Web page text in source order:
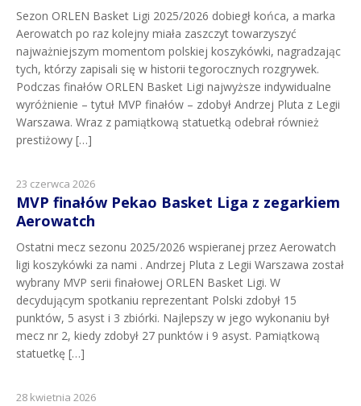
Sezon ORLEN Basket Ligi 2025/2026 dobiegł końca, a marka
Aerowatch po raz kolejny miała zaszczyt towarzyszyć
najważniejszym momentom polskiej koszykówki, nagradzając
tych, którzy zapisali się w historii tegorocznych rozgrywek.
Podczas finałów ORLEN Basket Ligi najwyższe indywidualne
wyróżnienie – tytuł MVP finałów – zdobył Andrzej Pluta z Legii
Warszawa. Wraz z pamiątkową statuetką odebrał również
prestiżowy […]
23 czerwca 2026
MVP finałów Pekao Basket Liga z zegarkiem
Aerowatch
Ostatni mecz sezonu 2025/2026 wspieranej przez Aerowatch
ligi koszykówki za nami . Andrzej Pluta z Legii Warszawa został
wybrany MVP serii finałowej ORLEN Basket Ligi. W
decydującym spotkaniu reprezentant Polski zdobył 15
punktów, 5 asyst i 3 zbiórki. Najlepszy w jego wykonaniu był
mecz nr 2, kiedy zdobył 27 punktów i 9 asyst. Pamiątkową
statuetkę […]
28 kwietnia 2026